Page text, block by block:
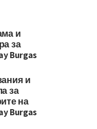
и
за
Burgas
и
за
на
Burgas